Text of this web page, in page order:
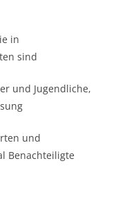
in
sind
und Jugendliche,
und
Benachteiligte